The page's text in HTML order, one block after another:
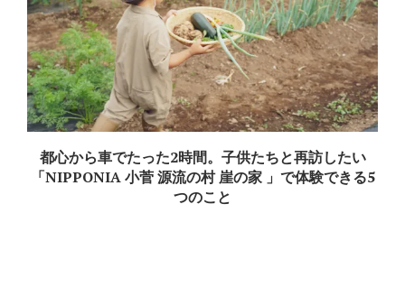
レストラン ルアン – NIPPONIA HOTEL内で味わう
函館地産地消のフレンチ